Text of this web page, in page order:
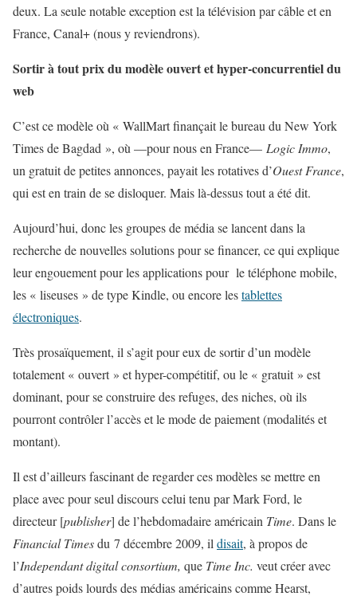
deux. La seule notable exception est la télévision par câble et en
France, Canal+ (nous y reviendrons).
Sortir à tout prix du modèle ouvert et hyper-concurrentiel du
web
C’est ce modèle où « WallMart finançait le bureau du New York
Times de Bagdad », où —pour nous en France— Logic Immo,
un gratuit de petites annonces, payait les rotatives d’Ouest France,
qui est en train de se disloquer. Mais là-dessus tout a été dit.
Aujourd’hui, donc les groupes de média se lancent dans la
recherche de nouvelles solutions pour se financer, ce qui explique
leur engouement pour les applications pour le téléphone mobile,
les « liseuses » de type Kindle, ou encore lestablettes
électroniques.
Très prosaïquement, il s’agit pour eux de sortir d’un modèle
totalement « ouvert » et hyper-compétitif, ou le « gratuit » est
dominant, pour se construire des refuges, des niches, où ils
pourront contrôler l’accès et le mode de paiement (modalités et
montant).
Il est d’ailleurs fascinant de regarder ces modèles se mettre en
place avec pour seul discours celui tenu par Mark Ford, le
directeur [publisher] de l’hebdomadaire américain Time. Dans le
Financial Timesdu 7 décembre 2009, il disait, à propos de
l’Independant digital consortium, que Time Inc. veut créer avec
d’autres poids lourds des médias américains comme Hearst,